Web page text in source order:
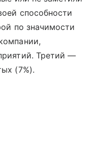
способности
по значимости
Третий —
(7%).